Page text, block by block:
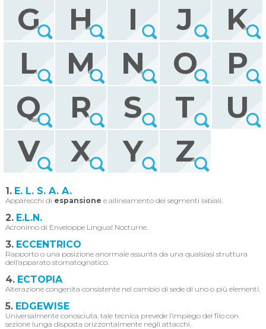
G
H I J
K
L
M N O
P
Q
R S T
U
V
X Y Z
1. E. L. S. A. A.
Apparecchi di espansione e allineamento dei segmenti labiali.
2. E.L.N.
Acronimo di Enveloppe Lingual Nocturne.
3. ECCENTRICO
Rapporto o una posizione anormale assunta da una qualsiasi struttura
dell’apparato stomatognatico.
4. ECTOPIA
Alterazione congenita consistente nel cambio di sede di uno o più elementi.
5. EDGEWISE
Universalmente conosciuta, tale tecnica prevede l’impiego del filo con
sezione lunga disposta orizzontalmente negli attacchi.